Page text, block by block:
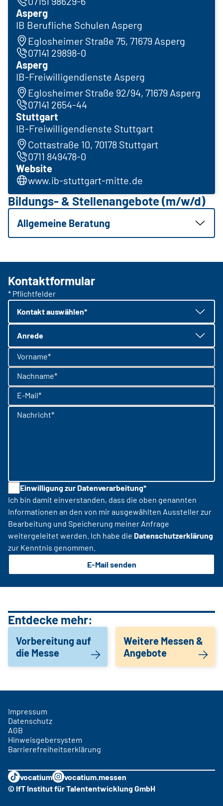
Asperg
IB Berufliche Schulen Asperg
Eglosheimer Straße 75, 71679 Asperg
07141 29898-0
Asperg
IB-Freiwilligendienste Asperg
Eglosheimer Straße 92/94, 71679 Asperg
07141 2654-44
Stuttgart
IB-Freiwilligendienste Stuttgart
Cottastraße 10, 70178 Stuttgart
0711 849478-0
Website
www.ib-stuttgart-mitte.de
Bildungs- & Stellenangebote (m/w/d)
Allgemeine Beratung
Kontaktformular
* Pflichtfelder
Kontakt auswählen*
Anrede
Vorname*
Nachname*
E-Mail*
Nachricht*
Einwilligung zur Datenverarbeitung*
Ich bin damit einverstanden, dass die oben genannten
Informationen an den von mir ausgewählten Aussteller zur
Bearbeitung und Speicherung meiner Anfrage
weitergeleitet werden. Ich habe die Datenschutzerklärung
zur Kenntnis genommen.
E-Mail senden
Entdecke mehr:
Vorbereitung auf
die Messe
Weitere Messen &
Angebote
Impressum
Datenschutz
AGB
Hinweisgebersystem
Barrierefreiheitserklärung
vocatium
vocatium.messen
© IfT Institut für Talententwicklung GmbH